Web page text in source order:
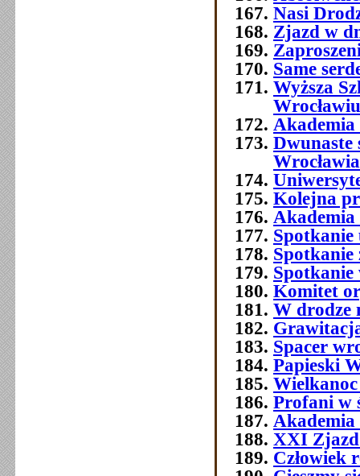
Nasi
Zjazd w
Same
Wyższa
Wrocławiu
Dwunaste
Wrocławia
Kolejna
Akademia
Spotkanie
Spotkanie
Spotkanie
Komitet
W drodze
Spacer
Papieski
Profani w
Akademia
XXI Zjazd
Człowiek